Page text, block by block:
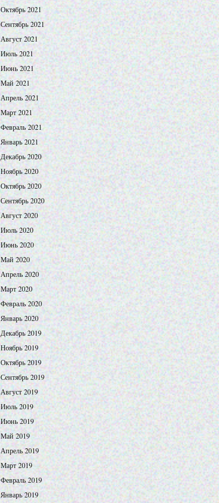
Октябрь 2021
Сентябрь 2021
Август 2021
Июль 2021
Июнь 2021
Май 2021
Апрель 2021
Март 2021
Февраль 2021
Январь 2021
Декабрь 2020
Ноябрь 2020
Октябрь 2020
Сентябрь 2020
Август 2020
Июль 2020
Июнь 2020
Май 2020
Апрель 2020
Март 2020
Февраль 2020
Январь 2020
Декабрь 2019
Ноябрь 2019
Октябрь 2019
Сентябрь 2019
Август 2019
Июль 2019
Июнь 2019
Май 2019
Апрель 2019
Март 2019
Февраль 2019
Январь 2019